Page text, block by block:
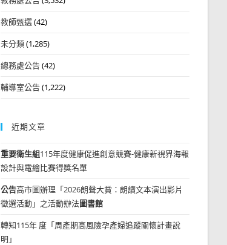
教師甄選(42)
未分類(1,285)
總務處公告(42)
輔導室公告(1,222)
近期文章
重要衛生組115年度健康促進創意競賽-健康新視界海報
設計與電繪比賽得獎名單
公告高市圖辦理「2026朗聲大賞：朗讀文本演出影片
徵選活動」之活動辦法圖書館
轉知115年 度「周產期高風險孕產婦追蹤關懷計畫說
明」